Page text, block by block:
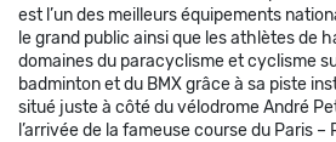
est l’un des meilleurs équipements
le grand public ainsi que les athlètes de
domaines du paracyclisme et cyclisme
badminton et du BMX grâce à sa piste
situé juste à côté du vélodrome André
l’arrivée de la fameuse course du Paris –